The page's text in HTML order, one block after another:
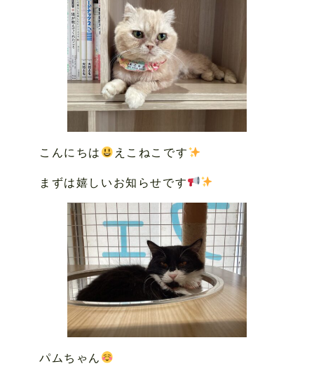
こんにちは えこねこです
まずは嬉しいお知らせです
パムちゃん